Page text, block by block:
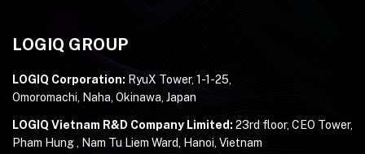
LOGIQ GROUP
LOGIQ Corporation: RyuX Tower, 1-1-25,
Omoromachi, Naha, Okinawa, Japan
LOGIQ Vietnam R&D Company Limited: 23rd floor, CEO Tower,
Pham Hung , Nam Tu Liem Ward, Hanoi, Vietnam